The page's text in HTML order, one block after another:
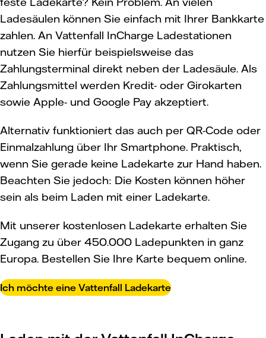
Ladesäulen können Sie einfach mit Ihrer Bankkarte
zahlen. An Vattenfall InCharge Ladestationen
nutzen Sie hierfür beispielsweise das
Zahlungsterminal direkt neben der Ladesäule. Als
Zahlungsmittel werden Kredit- oder Girokarten
sowie Apple- und Google Pay akzeptiert.
Alternativ funktioniert das auch per QR-Code oder
Einmalzahlung über Ihr Smartphone. Praktisch,
wenn Sie gerade keine Ladekarte zur Hand haben.
Beachten Sie jedoch: Die Kosten können höher
sein als beim Laden mit einer Ladekarte.
Mit unserer kostenlosen Ladekarte erhalten Sie
Zugang zu über 450.000 Ladepunkten in ganz
Europa. Bestellen Sie Ihre Karte bequem online.
Ich möchte eine Vattenfall Ladekarte